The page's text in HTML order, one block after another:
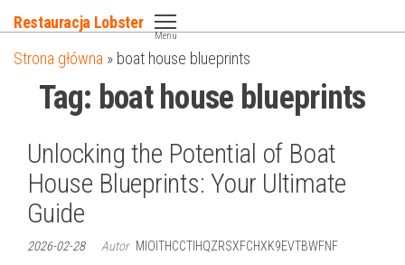
do
treści
Restauracja Lobster
Menu
Strona główna » boat house blueprints
Tag: boat house blueprints
Unlocking the Potential of Boat
House Blueprints: Your Ultimate
Guide
2026-02-28 Autor MIOITHCCTIHQZRSXFCHXK9EVTBWFNF